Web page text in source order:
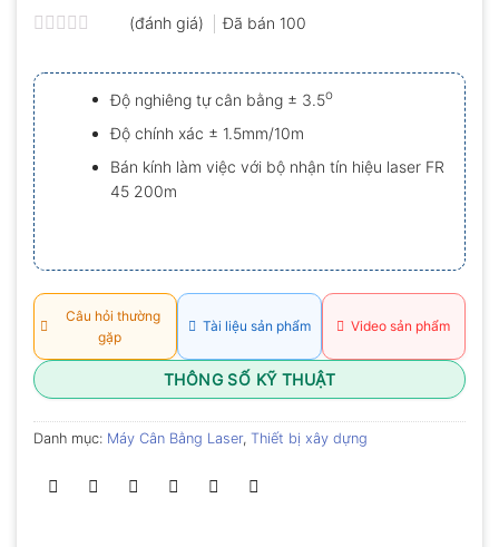
hạng
0.0
5
sao
(đánh giá) Đã bán 100
Độ nghiêng tự cân bằng ± 3.5o
Độ chính xác ± 1.5mm/10m
Bán kính làm việc với bộ nhận tín hiệu laser FR
45 200m
Câu hỏi thường
gặp
Tài liệu sản phẩm Video sản phẩm
THÔNG SỐ KỸ THUẬT
Danh mục: Máy Cân Bằng Laser, Thiết bị xây dựng